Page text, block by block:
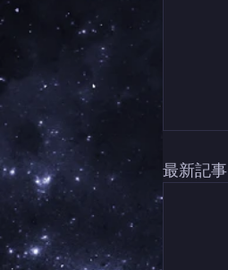
最新記事